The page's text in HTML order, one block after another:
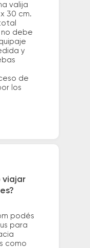
valija
30 cm.
debe
y
de
los
viajar
podés
para
como